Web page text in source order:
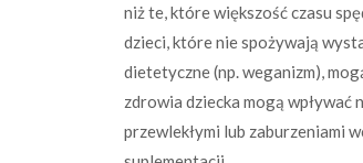
niż te, które większość czasu
dzieci, które nie spożywają
dietetyczne (np. weganizm),
zdrowia dziecka mogą wpływać
przewlekłymi lub zaburzeniami